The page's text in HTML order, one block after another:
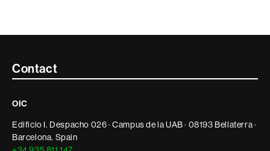
Contacte
informació
legal
Contact
OIC
Edificio I. Despacho 026 · Campus de la UAB · 08193 Bellaterra ·
Barcelona. Spain